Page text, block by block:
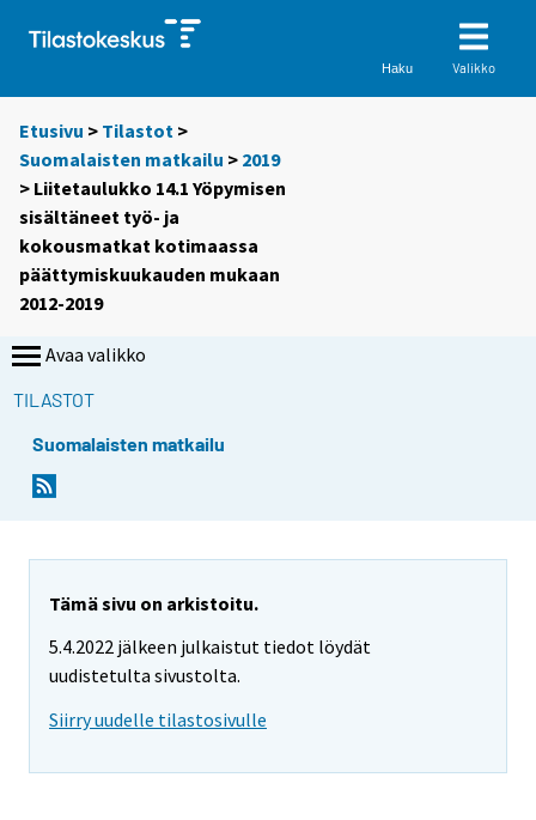
Haku Valikko
Etusivu > Tilastot >
Suomalaisten matkailu > 2019
> Liitetaulukko 14.1 Yöpymisen
sisältäneet työ- ja
kokousmatkat kotimaassa
päättymiskuukauden mukaan
2012-2019
Avaa valikko
TILASTOT
Suomalaisten matkailu
Tämä sivu on arkistoitu.
5.4.2022 jälkeen julkaistut tiedot löydät
uudistetulta sivustolta.
Siirry uudelle tilastosivulle